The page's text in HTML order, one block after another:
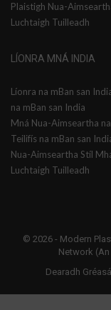
Plaistigh Nua-
Luchtaigh Tuilleadh
LÍONRA MNÁ INDIA
Líonra na mBan san
na mBan san India
Mná Nua-Aimseartha
Teilifís na mBan san
Nua-Aimseartha Stíl
Luchtaigh Tuilleadh
© 2026 - Modern
Network
Dearadh